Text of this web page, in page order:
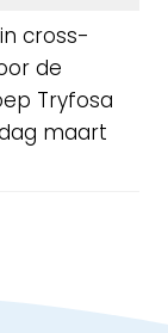
cross-
de
Tryfosa
maart